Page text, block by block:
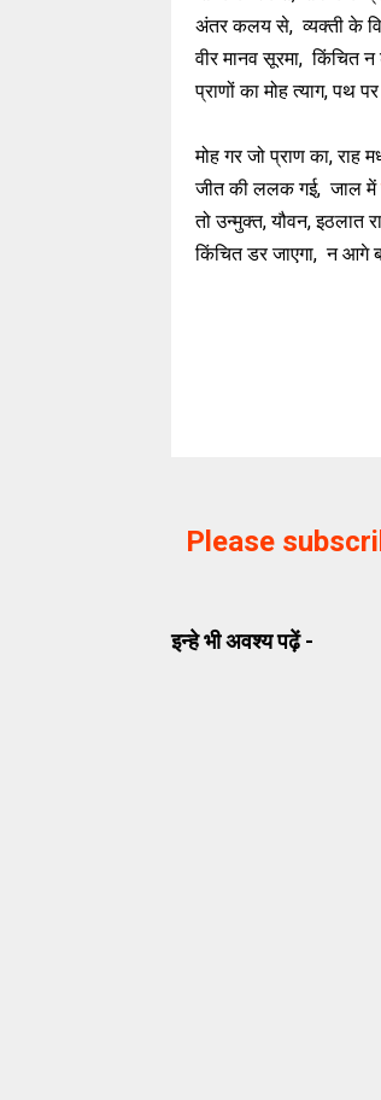
अंतर कलय से, व्यक्ती के
वीर मानव सूरमा, किंचित न
प्राणों का मोह त्याग, पथ
मोह गर जो प्राण का, राह
जीत की ललक गई, जाल में
तो उन्मुक्त, यौवन, इठलात
किंचित डर जाएगा, न आगे
Please
इन्हे भी अवश्य पढ़ें -